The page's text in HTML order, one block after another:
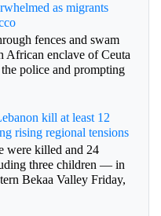
as migrants
fences and swam
African enclave of Ceuta
police and prompting
kill at least 12
rising regional tensions
were killed and 24
three children — in
Bekaa Valley Friday,